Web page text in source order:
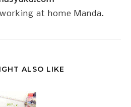
at home Manda.
ALSO LIKE